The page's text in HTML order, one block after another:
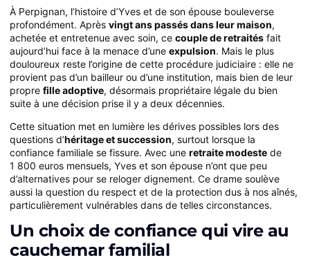
À Perpignan, l’histoire d’Yves et de son épouse bouleverse
profondément. Après vingt ans passés dans leur maison,
achetée et entretenue avec soin, ce couple de retraités fait
aujourd’hui face à la menace d’une expulsion. Mais le plus
douloureux reste l’origine de cette procédure judiciaire : elle ne
provient pas d’un bailleur ou d’une institution, mais bien de leur
propre fille adoptive, désormais propriétaire légale du bien
suite à une décision prise il y a deux décennies.
Cette situation met en lumière les dérives possibles lors des
questions d’héritage et succession, surtout lorsque la
confiance familiale se fissure. Avec une retraite modeste de
1 800 euros mensuels, Yves et son épouse n’ont que peu
d’alternatives pour se reloger dignement. Ce drame soulève
aussi la question du respect et de la protection dus à nos aînés,
particulièrement vulnérables dans de telles circonstances.
Un choix de confiance qui vire au
cauchemar familial